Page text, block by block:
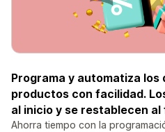
Programa y automatiza los
productos con facilidad.
al inicio y se restablecen al
Ahorra tiempo con la